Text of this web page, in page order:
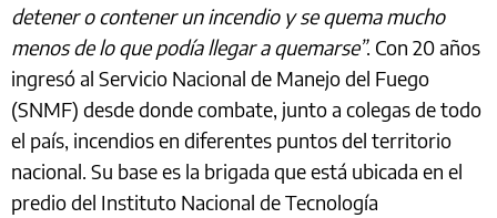
detener o contener un incendio y se quema mucho
menos de lo que podía llegar a quemarse”. Con 20 años
ingresó al Servicio Nacional de Manejo del Fuego
(SNMF) desde donde combate, junto a colegas de todo
el país, incendios en diferentes puntos del territorio
nacional. Su base es la brigada que está ubicada en el
predio del Instituto Nacional de Tecnología